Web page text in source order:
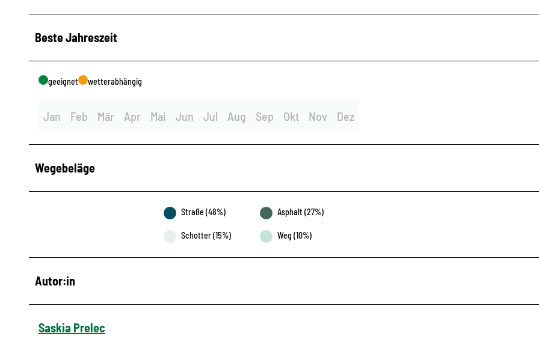
Beste Jahreszeit
geeignet wetterabhängig
Jan Feb Mär Apr Mai Jun Jul Aug Sep Okt Nov Dez
Wegebeläge
Straße (48%) Asphalt (27%)
Schotter (15%) Weg (10%)
Autor:in
Saskia Prelec